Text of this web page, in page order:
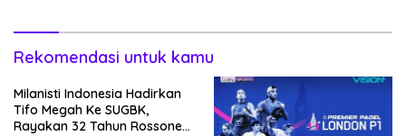
Rekomendasi untuk kamu
Milanisti Indonesia Hadirkan
Tifo Megah Ke SUGBK,
Rayakan 32 Tahun Rossoneri